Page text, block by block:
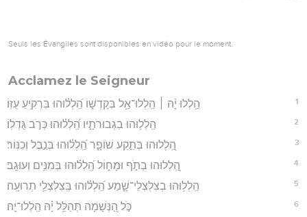
Seuls les Évangiles sont disponibles en vidéo pour le moment.
Acclamez le Seigneur
1 הַ֥לְלוּ יָ֨הּ ׀ הַֽלְלוּ־אֵ֥ל בְּקָדְשׁ֑וֹ הַֽ֝לְל֗וּהוּ בִּרְקִ֥יעַ עֻזּֽוֹ׃
2 הַֽלְל֥וּהוּ בִגְבוּרֹתָ֑יו הַֽ֝לְל֗וּהוּ כְּרֹ֣ב גֻּדְלֽוֹ׃
3 הַֽ֭לְלוּהוּ בְּתֵ֣קַע שׁוֹפָ֑ר הַֽ֝לְל֗וּהוּ בְּנֵ֣בֶל וְכִנּֽוֹר׃
4 הַֽ֭לְלוּהוּ בְתֹ֣ף וּמָח֑וֹל הַֽ֝לְל֗וּהוּ בְּמִנִּ֥ים וְעוּגָֽב׃
5 הַֽלְל֥וּהוּ בְצִלְצְלֵי־שָׁ֑מַע הַֽ֝לְל֗וּהוּ בְּֽצִלְצְלֵ֥י תְרוּעָֽה׃
6 כֹּ֣ל הַ֭נְּשָׁמָה תְּהַלֵּ֥ל יָ֗הּ הַֽלְלוּ־יָֽהּ׃